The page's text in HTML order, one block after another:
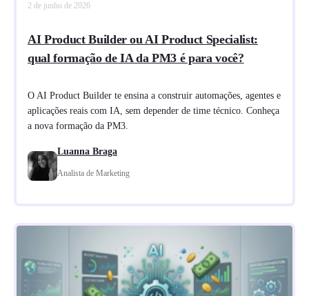
2 de junho de 2026
AI Product Builder ou AI Product Specialist:
qual formação de IA da PM3 é para você?
O AI Product Builder te ensina a construir automações, agentes e
aplicações reais com IA, sem depender de time técnico. Conheça
a nova formação da PM3.
Luanna Braga
Analista de Marketing